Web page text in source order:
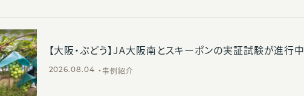
【大阪・ぶどう】JA大阪南とスキーポンの実証試験が進行中
2026.08.04 事例紹介